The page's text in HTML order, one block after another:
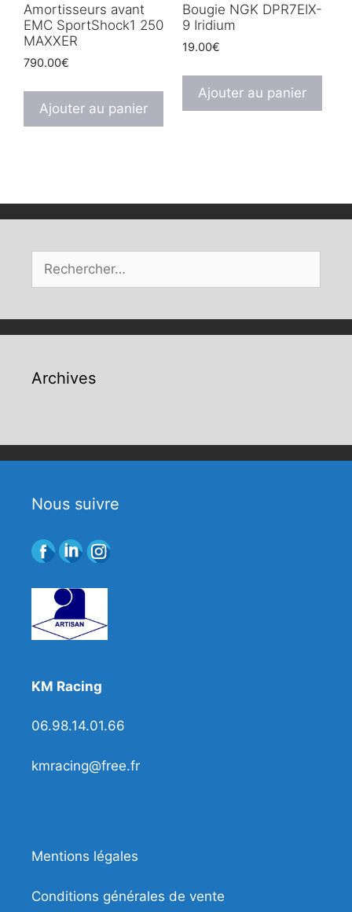
Amortisseurs avant
EMC SportShock1 250
MAXXER
790.00€
Ajouter au panier
Bougie NGK DPR7EIX-
9 Iridium
19.00€
Ajouter au panier
Archives
Nous suivre
KM Racing
06.98.14.01.66
kmracing@free.fr
Mentions légales
Conditions générales de vente